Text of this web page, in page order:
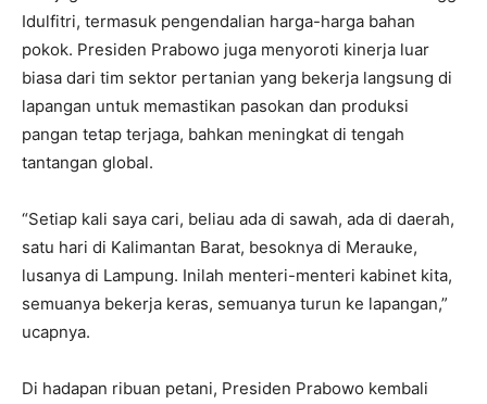
Idulfitri, termasuk pengendalian harga-harga bahan
pokok. Presiden Prabowo juga menyoroti kinerja luar
biasa dari tim sektor pertanian yang bekerja langsung di
lapangan untuk memastikan pasokan dan produksi
pangan tetap terjaga, bahkan meningkat di tengah
tantangan global.
“Setiap kali saya cari, beliau ada di sawah, ada di daerah,
satu hari di Kalimantan Barat, besoknya di Merauke,
lusanya di Lampung. Inilah menteri-menteri kabinet kita,
semuanya bekerja keras, semuanya turun ke lapangan,”
ucapnya.
Di hadapan ribuan petani, Presiden Prabowo kembali